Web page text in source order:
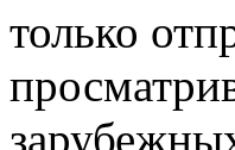
только